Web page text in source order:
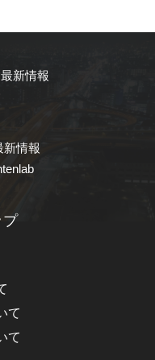
新情報
新情報
プ
て
て